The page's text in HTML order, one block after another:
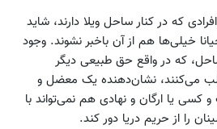
که در کنار ساحل ویلا دارند، شاید
خیلی‌ها هم از آن باخبر نشوند. وجود
که در واقع حق طبیعی دیگر
سلب می‌کنند، نشان‌دهنده یک معضل و
کسی یا ارگان و نهادی هم نمی‌تواند با
را از حریم دریا دور کند.